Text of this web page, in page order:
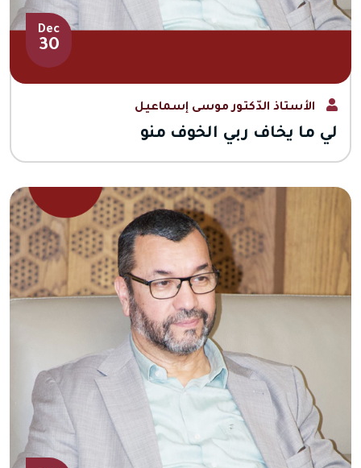
Dec
30
الأستاذ الدّكتور موسى إسماعيل
لي ما يخاف ربي الخوف منو